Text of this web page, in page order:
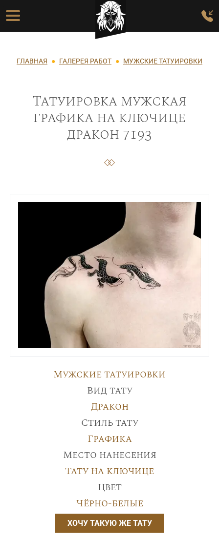
Перейти к основному содержанию
Основная навигация
Строка навигации
ГЛАВНАЯ ГАЛЕРЕЯ РАБОТ МУЖСКИЕ ТАТУИРОВКИ
Татуировка мужская
графика на ключице
дракон 7193
Мужские татуировки
Вид тату
Дракон
Стиль тату
Графика
Место нанесения
Тату на ключице
Цвет
Чёрно-белые
ХОЧУ ТАКУЮ ЖЕ ТАТУ